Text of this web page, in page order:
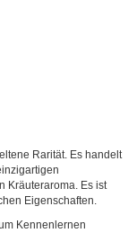
Rarität. Es handelt
Kräuteraroma. Es ist
Eigenschaften.
Kennenlernen